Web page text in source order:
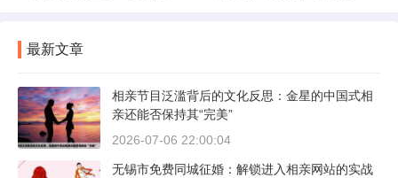
最新文章
相亲节目泛滥背后的文化反思：金星的中国式相
亲还能否保持其“完美”
2026-07-06 22:00:04
无锡市免费同城征婚：解锁进入相亲网站的实战